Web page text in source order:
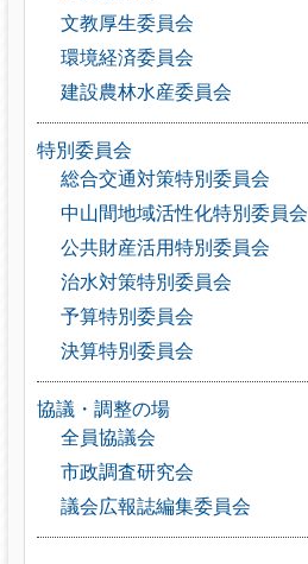
文教厚生委員会
環境経済委員会
建設農林水産委員会
特別委員会
総合交通対策特別委員会
中山間地域活性化特別委員会
公共財産活用特別委員会
治水対策特別委員会
予算特別委員会
決算特別委員会
協議・調整の場
全員協議会
市政調査研究会
議会広報誌編集委員会